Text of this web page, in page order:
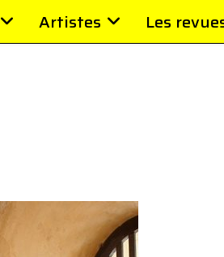
Artistes Les